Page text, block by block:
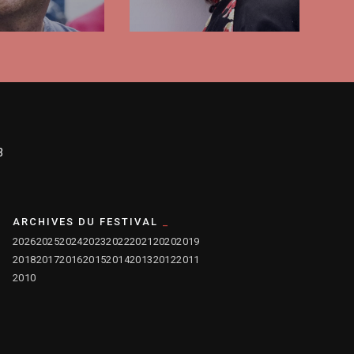
ARCHIVES DU FESTIVAL
202620252024202320222021 20202019
20182017201620152014201320122011
2010